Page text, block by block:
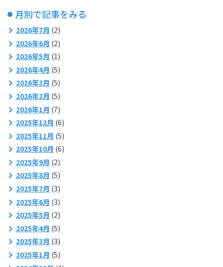
月別で記事をみる
2026年7月 (2)
2026年6月 (2)
2026年5月 (1)
2026年4月 (5)
2026年3月 (5)
2026年2月 (5)
2026年1月 (7)
2025年12月 (6)
2025年11月 (5)
2025年10月 (6)
2025年9月 (2)
2025年8月 (5)
2025年7月 (3)
2025年6月 (3)
2025年5月 (2)
2025年4月 (5)
2025年3月 (3)
2025年1月 (5)